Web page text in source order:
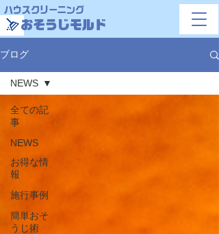
ハウスクリーニング
おそうじモルド
ブログ
全ての記
事
NEWS
お得な情
報
施行事例
簡単おそ
うじ術
NEWS